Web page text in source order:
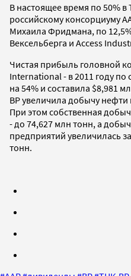
В настоящее время по 50%
российскому консорциуму
Михаила Фридмана, по
Вексельберга и Access
Чистая прибыль головной
International - в 2011 году по
на 54% и составила $8,981
ВР увеличила добычу нефти
При этом собственная
- до 74,627 млн тонн, а
предприятий увеличилась
тонн.